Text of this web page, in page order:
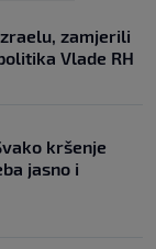
zamjerili
Vlade RH
kršenje
jasno i